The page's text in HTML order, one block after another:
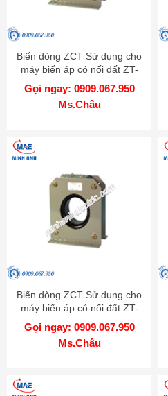
Biến dòng ZCT Sử dụng cho
máy biến áp có nối đất ZT-
80B-W Mitsubishi
Gọi ngay: 0909.067.950
Ms.Châu
Biến dòng ZCT Sử dụng cho
máy biến áp có nối đất ZT-
40B-W Mitsubishi
Gọi ngay: 0909.067.950
Ms.Châu